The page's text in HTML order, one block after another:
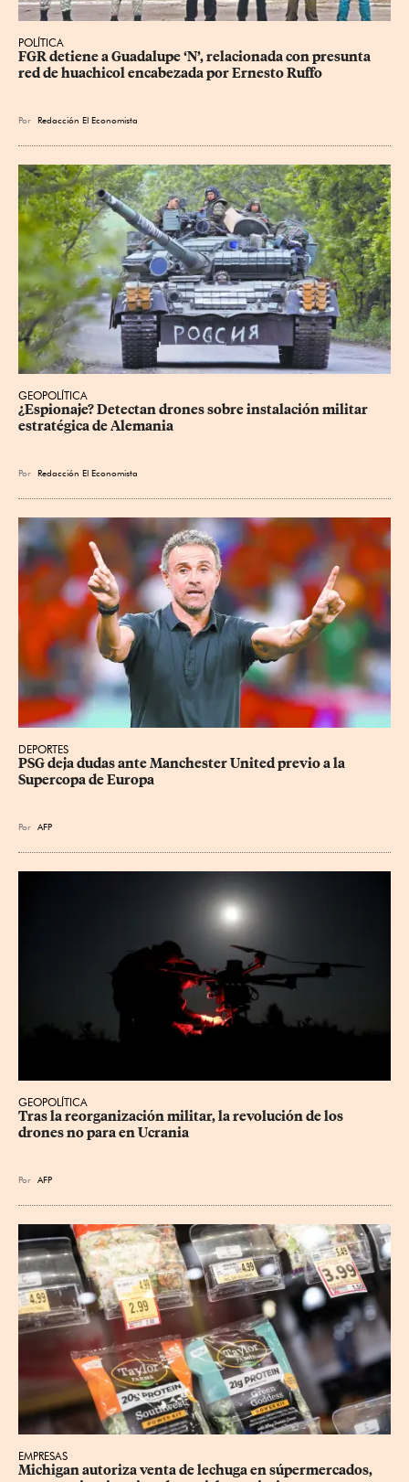
POLÍTICA
FGR detiene a Guadalupe ‘N’, relacionada con presunta
red de huachicol encabezada por Ernesto Ruffo
Por Redacción El Economista
GEOPOLÍTICA
¿Espionaje? Detectan drones sobre instalación militar
estratégica de Alemania
Por Redacción El Economista
DEPORTES
PSG deja dudas ante Manchester United previo a la
Supercopa de Europa
Por AFP
GEOPOLÍTICA
Tras la reorganización militar, la revolución de los
drones no para en Ucrania
Por AFP
EMPRESAS
Michigan autoriza venta de lechuga en súpermercados,